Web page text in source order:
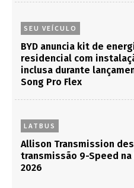
SEU VEÍCULO
BYD anuncia kit de
residencial com
inclusa durante
Song Pro Flex
LATBUS
Allison Transmission
transmissão 9-Speed na
2026